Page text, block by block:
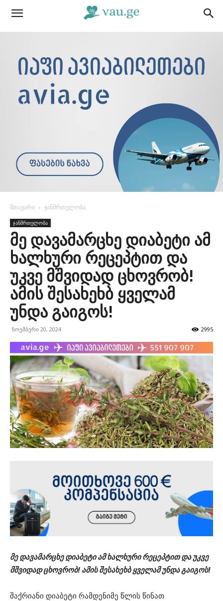
მთავარი ჯანმრთელობა
ჯანმრთელობა
მე დავამარცხე დიაბეტი ამ
ხალხური რეცეპტით და
უკვე მშვიდად ცხოვრობ!
ამის შესახეხბ ყველამ
უნდა გაიგოს!
ნოემბერი 20, 2024 2995
მე დავამარცხე დიაბეტი ამ ხალხური რეცეპტით და უკვე
მშვიდად ცხოვრობ! ამის შესახეხბ ყველამ უნდა გაიგოს!
შაქრიანი დიაბეტი რამდენიმე წლის წინათ